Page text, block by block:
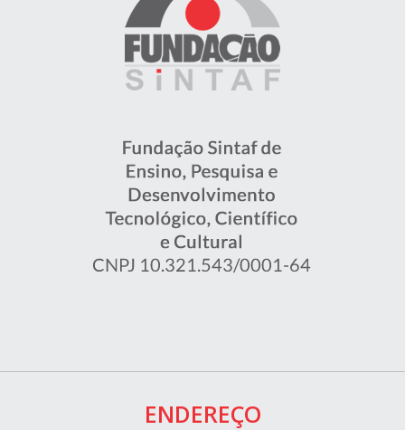
ENDEREÇO